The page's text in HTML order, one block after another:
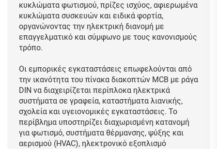
κυκλώματα φωτισμού, πρίζες ισχύος, αφιερωμένα
κυκλώματα συσκευών και ειδικά φορτία,
οργανώνοντας την ηλεκτρική διανομή με
επαγγελματικό και σύμφωνο με τους κανονισμούς
τρόπο.
Οι εμπορικές εγκαταστάσεις επωφελούνται από
την ικανότητα του πίνακα διακοπτών MCB με ράγα
DIN να διαχειρίζεται περίπλοκα ηλεκτρικά
συστήματα σε γραφεία, καταστήματα λιανικής,
σχολεία και υγειονομικές εγκαταστάσεις. Το
περίβλημα υποστηρίζει διαχωρισμένη κατανομή
για φωτισμό, συστήματα θέρμανσης, ψύξης και
αερισμού (HVAC), ηλεκτρονικό εξοπλισμό